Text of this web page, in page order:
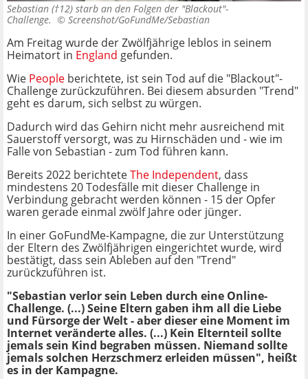
Sebastian (†12) starb an den Folgen der "Blackout"-
Challenge. © Screenshot/GoFundMe/Sebastian
Am Freitag wurde der Zwölfjährige leblos in seinem
Heimatort in England gefunden.
Wie People berichtete, ist sein Tod auf die "Blackout"-
Challenge zurückzuführen. Bei diesem absurden "Trend"
geht es darum, sich selbst zu würgen.
Dadurch wird das Gehirn nicht mehr ausreichend mit
Sauerstoff versorgt, was zu Hirnschäden und - wie im
Falle von Sebastian - zum Tod führen kann.
Bereits 2022 berichteteThe Independent, dass
mindestens 20 Todesfälle mit dieser Challenge in
Verbindung gebracht werden können - 15 der Opfer
waren gerade einmal zwölf Jahre oder jünger.
In einer GoFundMe-Kampagne, die zur Unterstützung
der Eltern des Zwölfjährigen eingerichtet wurde, wird
bestätigt, dass sein Ableben auf den "Trend"
zurückzuführen ist.
"Sebastian verlor sein Leben durch eine Online-
Challenge. (...) Seine Eltern gaben ihm all die Liebe
und Fürsorge der Welt - aber dieser eine Moment im
Internet veränderte alles. (...) Kein Elternteil sollte
jemals sein Kind begraben müssen. Niemand sollte
jemals solchen Herzschmerz erleiden müssen", heißt
es in der Kampagne.